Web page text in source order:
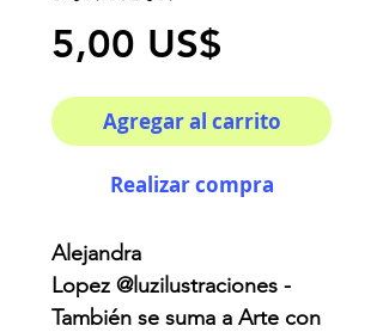
5,00 US$
Agregar al carrito
Realizar compra
Alejandra
Lopez @luzilustraciones -
También se suma a Arte con